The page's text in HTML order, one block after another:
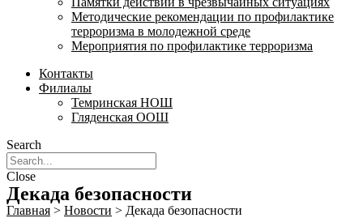
Методические рекомендации по профилактике
терроризма в молодежной среде
Мероприятия по профилактике терроризма
Контакты
Филиалы
Темринская НОШ
Гляденская ООШ
Search
Close
Декада безопасности
Главная > Новости > Декада безопасности